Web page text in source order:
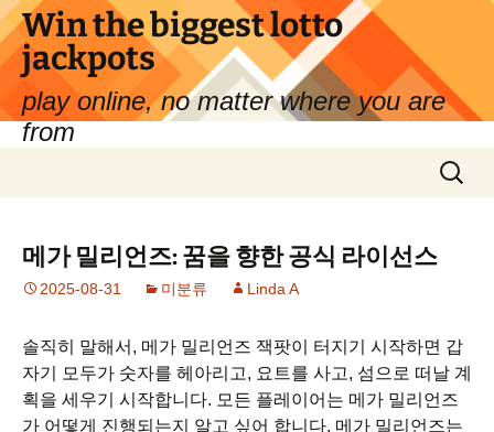
컨
텐
츠
건
너
기
Win the biggest lotto
jackpots
play online, no matter where you are
from
검
색:
메가 밀리언즈: 꿈을 향한 공식 라이선스
2025-08-31 미분류 Linda A
솔직히 말해서, 메가 밀리언즈 잭팟이 터지기 시작하면 갑
자기 모두가 숫자를 헤아리고, 요트를 사고, 섬으로 떠날 계
획을 세우기 시작합니다. 모든 플레이어는 메가 밀리언즈
가 어떻게 진행되는지 알고 싶어 합니다. 메가 밀리언즈는